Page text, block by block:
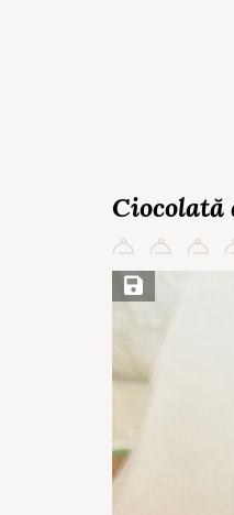
Ciocolată
Save Recipe